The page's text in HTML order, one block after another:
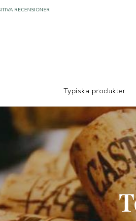
FRÅN UTMÄRKTA TILLVERKARE
Typiska produkter